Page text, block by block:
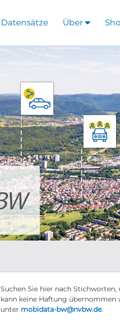
Datensätze Über
Suchen Sie hier nach
kann keine Haftung übernommen
unter mobidata-bw@nvbw.de.